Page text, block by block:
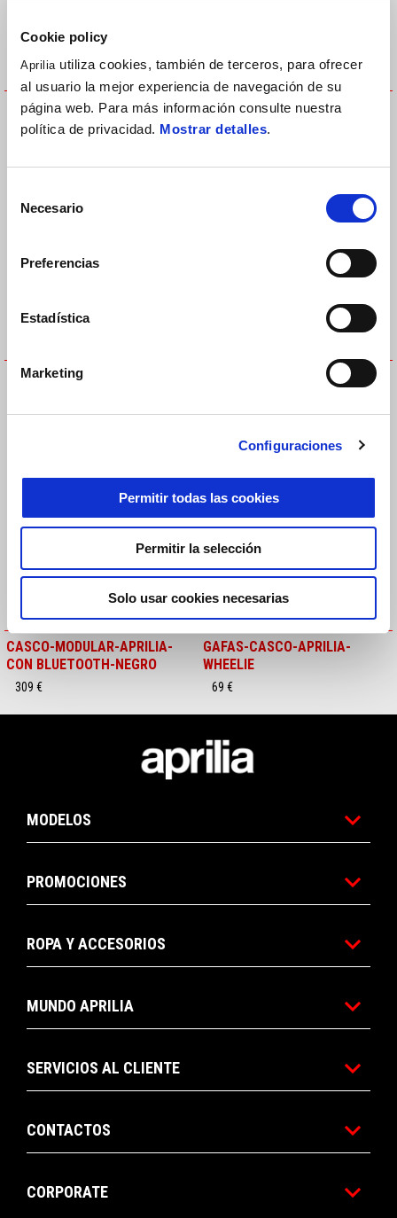
Cookie policy
Aprilia utiliza cookies, también de terceros, para ofrecer
al usuario la mejor experiencia de navegación de su
página web. Para más información consulte nuestra
política de privacidad. Mostrar detalles.
Necesario
Preferencias
Estadística
Marketing
Configuraciones
Permitir todas las cookies
Permitir la selección
Solo usar cookies necesarias
CASCO-INTEGRAL-APRILIA-
MULTIROAD-ROJO/NEGRO
CASCO-INTEGRAL-APRILIA-
OVERTAKE
CASCO-INTEGRAL-APRILIA-
1.049 €
CASCO-INTEGRAL-APRILIA-
159 €
CASCO-MODULAR-APRILIA-
CON BLUETOOTH-NEGRO
309 €
GAFAS-CASCO-APRILIA-
WHEELIE
69 €
MODELOS
PROMOCIONES
ROPA Y ACCESORIOS
MUNDO APRILIA
SERVICIOS AL CLIENTE
CONTACTOS
CORPORATE